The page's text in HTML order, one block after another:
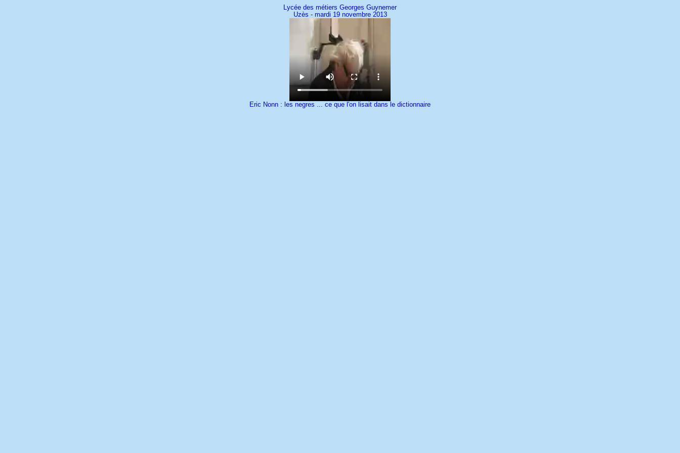
Lycée des métiers Georges Guynemer
Uzès - mardi 19 novembre 2013
Eric Nonn : les negres ... ce que l'on lisait dans le dictionnaire